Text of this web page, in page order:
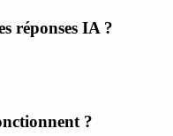
réponses IA ?
?